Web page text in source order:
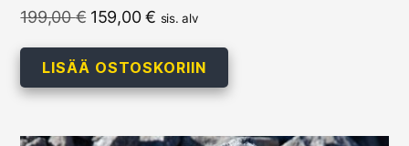
199,00€ Alkuperäinen
oli:
199,00 €.
159,00€Nykyinen
on:
159,00 €.
sis. alv
LISÄÄ OSTOSKORIIN